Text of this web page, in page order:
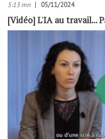
5:13 mn 05/11/2024
[Vidéo] L'IA au travail...